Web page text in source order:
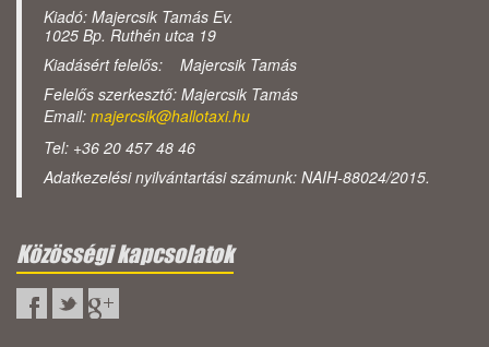
Kiadó: Majercsik Tamás Ev.
1025 Bp. Ruthén utca 19
Kiadásért felelős: Majercsik Tamás
Felelős szerkesztő: Majercsik Tamás
Email: majercsik@hallotaxi.hu
Tel: +36 20 457 48 46
Adatkezelési nyilvántartási számunk: NAIH-88024/2015.
Közösségi kapcsolatok